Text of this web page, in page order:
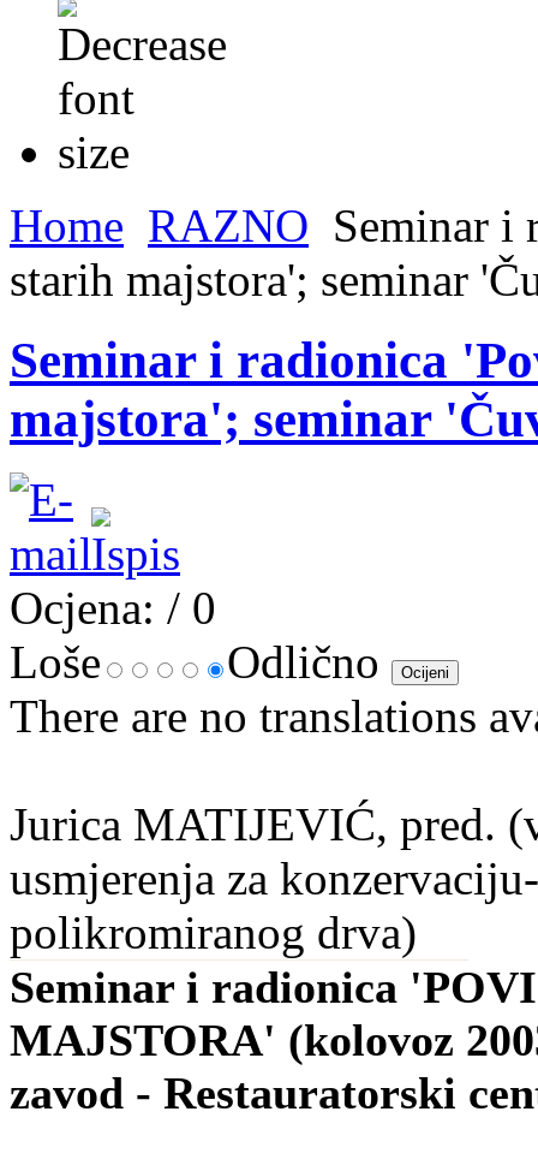
Home RAZNO Seminar i
starih majstora'; seminar
Seminar i radionica
majstora'; seminar
Ocjena: / 0
Loše
Odlično
There are no translations
Jurica MATIJEVIĆ, pred.
usmjerenja za
polikromiranog drva)
Seminar i radionica
MAJSTORA' (kolovoz
zavod - Restauratorski